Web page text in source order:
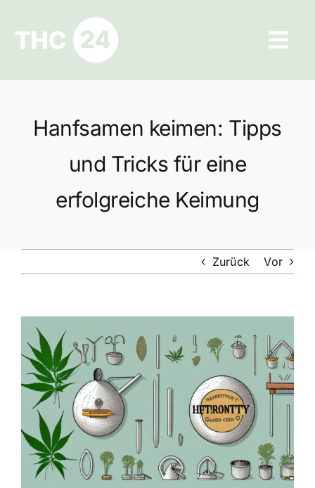
springen
Ratgeber
Hilfe und Kontakt
Datenschutz
Hanfsamen keimen: Tipps
und Tricks für eine
erfolgreiche Keimung
Zurück Vor
Zeige
grösseres
Bild